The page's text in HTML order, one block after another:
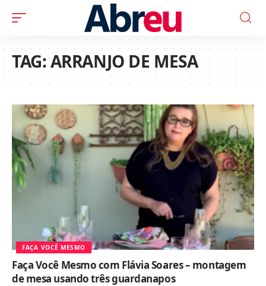
TAG:ARRANJO DE MESA
FAÇA VOCÊ MESMO
Faça Você Mesmo com Flávia Soares – montagem
de mesa usando três guardanapos